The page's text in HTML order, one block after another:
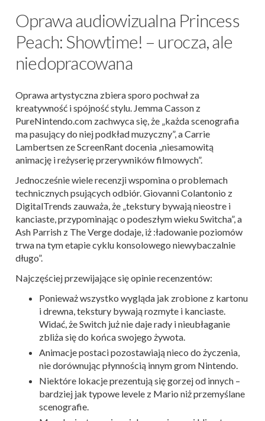
Oprawa audiowizualna Princess
Peach: Showtime! – urocza, ale
niedopracowana
Oprawa artystyczna zbiera sporo pochwał za
kreatywność i spójność stylu. Jemma Casson z
PureNintendo.com zachwyca się, że „każda scenografia
ma pasujący do niej podkład muzyczny”, a Carrie
Lambertsen ze ScreenRant docenia „niesamowitą
animację i reżyserię przerywników filmowych”.
Jednocześnie wiele recenzji wspomina o problemach
technicznych psujących odbiór. Giovanni Colantonio z
DigitalTrends zauważa, że „tekstury bywają nieostre i
kanciaste, przypominając o podeszłym wieku Switcha”, a
Ash Parrish z The Verge dodaje, iż :ładowanie poziomów
trwa na tym etapie cyklu konsolowego niewybaczalnie
długo”.
Najczęściej przewijające się opinie recenzentów:
Ponieważ wszystko wygląda jak zrobione z kartonu
i drewna, tekstury bywają rozmyte i kanciaste.
Widać, że Switch już nie daje rady i nieubłaganie
zbliża się do końca swojego żywota.
Animacje postaci pozostawiają nieco do życzenia,
nie dorównując płynnością innym grom Nintendo.
Niektóre lokacje prezentują się gorzej od innych –
bardziej jak typowe levele z Mario niż przemyślane
scenografie.